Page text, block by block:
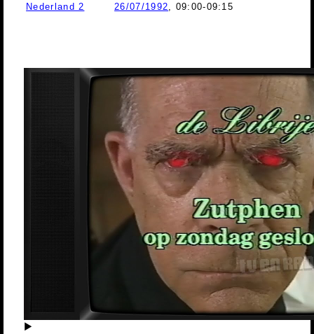
Nederland 2
26/07/1992 , 09:00-09:15
▶